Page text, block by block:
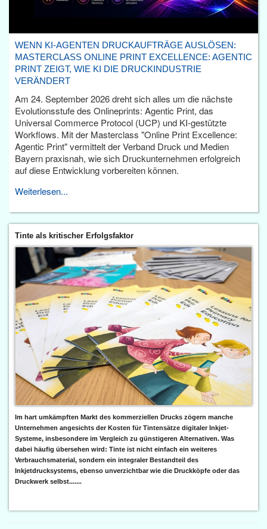
WENN KI-AGENTEN DRUCKAUFTRÄGE AUSLÖSEN:
MASTERCLASS ONLINE PRINT EXCELLENCE: AGENTIC
PRINT ZEIGT, WIE KI DIE DRUCKINDUSTRIE
VERÄNDERT
Am 24. September 2026 dreht sich alles um die nächste
Evolutionsstufe des Onlineprints: Agentic Print, das
Universal Commerce Protocol (UCP) und KI-gestützte
Workflows. Mit der Masterclass "Online Print Excellence:
Agentic Print" vermittelt der Verband Druck und Medien
Bayern praxisnah, wie sich Druckunternehmen erfolgreich
auf diese Entwicklung vorbereiten können.
Weiterlesen...
Tinte als kritischer Erfolgsfaktor
Im hart umkämpften Markt des kommerziellen Drucks zögern manche
Unternehmen angesichts der Kosten für Tintensätze digitaler Inkjet-
Systeme, insbesondere im Vergleich zu günstigeren Alternativen. Was
dabei häufig übersehen wird: Tinte ist nicht einfach ein weiteres
Verbrauchsmaterial, sondern ein integraler Bestandteil des
Inkjetdrucksystems, ebenso unverzichtbar wie die Druckköpfe oder das
Druckwerk selbst.......